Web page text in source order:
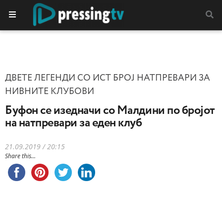
ДВЕТЕ ЛЕГЕНДИ СО ИСТ БРОЈ НАТПРЕВАРИ ЗА
НИВНИТЕ КЛУБОВИ
Буфон се изедначи со Малдини по бројот
на натпревари за еден клуб
21.09.2019 / 20:15
Share this...